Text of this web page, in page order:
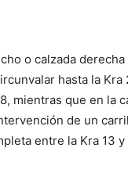
o calzada derecha
hasta la
mientras que en la
de un
entre la Kra 13 y